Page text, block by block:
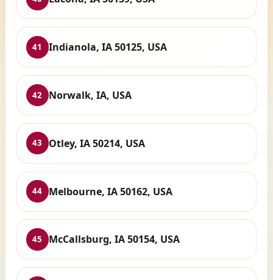
41 Indianola, IA 50125, USA
42 Norwalk, IA, USA
43 Otley, IA 50214, USA
44 Melbourne, IA 50162, USA
45 McCallsburg, IA 50154, USA